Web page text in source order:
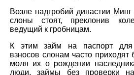
Возле надгробий династии
слоны стоят, преклонив
ведущий к гробницам.
К этим займ на паспорт для
взносов слонам часто
моля их о рождении
люди, займы без проверки